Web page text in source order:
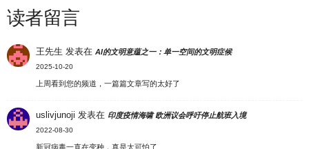
读者留言
王先生 发表在AI的文明意蕴之一：单一空间的文明症候
2025-10-20
上周看到您的频道，一篇篇文章写的太好了
uslivjunoji 发表在 印度疫情海啸 欧洲议会呼吁停止航班入境
2022-08-30
新冠病毒一直在变种，真是太可怕了